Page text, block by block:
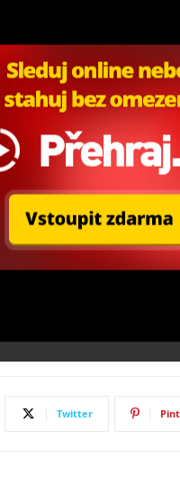
Twitter